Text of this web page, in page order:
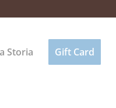
Storia Gift Card